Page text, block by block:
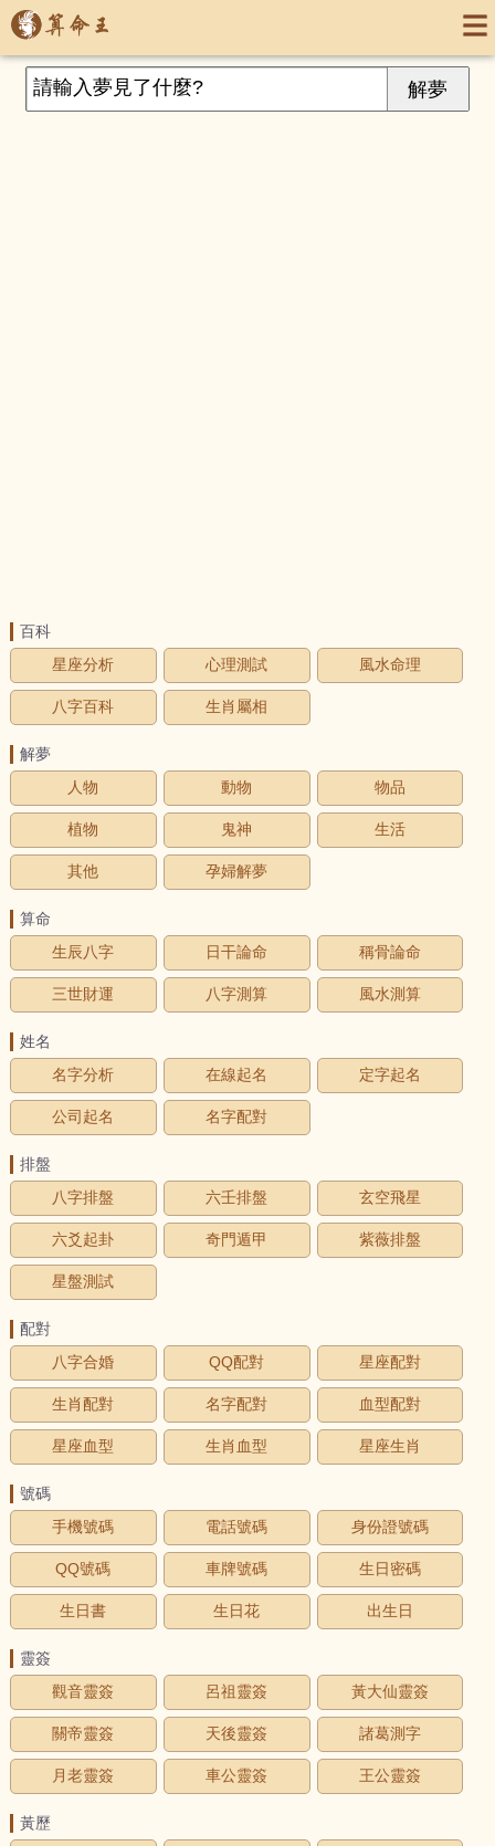
百科
星座分析
心理測試 風水命理
八字百科 生肖屬相
解夢
人物
動物 物品
植物 鬼神 生活
其他 孕婦解夢
算命
生辰八字
日干論命 稱骨論命
三世財運 八字測算 風水測算
姓名
名字分析
在線起名 定字起名
公司起名 名字配對
排盤
八字排盤
六壬排盤 玄空飛星
六爻起卦 奇門遁甲 紫薇排盤
星盤測試
配對
八字合婚
QQ配對 星座配對
生肖配對 名字配對 血型配對
星座血型 生肖血型 星座生肖
號碼
手機號碼
電話號碼 身份證號碼
QQ號碼 車牌號碼 生日密碼
生日書 生日花 出生日
靈簽
觀音靈簽
呂祖靈簽 黃大仙靈簽
關帝靈簽 天後靈簽 諸葛測字
月老靈簽 車公靈簽 王公靈簽
黃歷